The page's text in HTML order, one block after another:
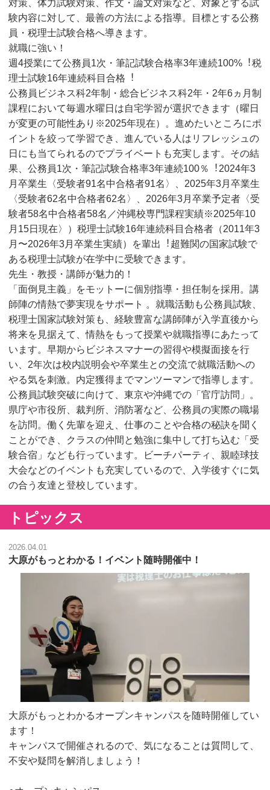
対策、体⼒試験対策、作⽂・論⽂対策など、対象とする試
験内容に対して、最善の⽅法による指導。目標とする公務
員・税理⼠試験合格へ導きます。
就職に強い！
週4授業にて公務員1次・筆記試験合格率3年連続100%︕税
理⼠試験16年連続科目合格︕
公務員ビジネス科2年制・総合ビジネス科2年・2年6ヵ月制
課程において毎週⽔曜⽇は⾃宅学習が選択できます（曜⽇
が変更の可能性あり※2025年現在）。進めたいところにポ
イントを絞って学習でき、進んでいる⼈はリフレッシュの
⽇にも当てられるのでプライベートも充実します。その結
果、公務員1次・筆記試験合格率3年連続100％︕2024年3
⽉卒業⽣〈受験者91名中合格者91名〉、2025年3⽉卒業⽣
〈受験者62名中合格者62名〉、2026年3⽉卒業予定者〈受
験者58名中合格者58名／沖縄校専門課程実績※2025年10
⽉15⽇現在〉）税理⼠試験16年連続科目合格者（2011年3
⽉〜2026年3月卒業生実績）を輩出︕超難関の国家試験で
ある税理⼠試験が在学中に受験できます。
先⽣・教授・講師が魅⼒的！
「⾯倒⾒主義」をモットーに個別指導・担任制を採⽤。講
師陣の情熱で夢実現をサポート 。就職活動も公務員試験、
税理⼠国家試験対策も、経験豊富な講師陣が⼊学直後から
将来を⾒据えて、情熱をもって授業や就職指導にあたって
います。早期からビジネスマナーの習得や模擬⾯接を⾏
い、2年次は校内説明会や卒業⽣との交流で就職活動への
やる気を刺激。内定獲得までマンツーマンで指導します。
公務員試験突破に向けて、東京や沖縄での「官庁訪問」。
県庁や市役所、裁判所、消防署など、公務員の実際の職場
を訪問。働く先輩を迎え、仕事のことや合格の秘訣を聞く
ことができ、クラスの仲間と勉強に集中して打ち込む「受
験合宿」なども⾏っています。ビーチパーティ、親睦球技
大会などのイベントも充実しているので、入学後すぐに気
の合う友達と登校しています。
トピックス
2026.04.01
大原がもっとわかる！イベント随時開催中！
大原がもっとわかるオープンキャンパスを随時開催してい
ます！
キャンパスで開催されるので、気になることは質問して、
不安や疑問を解消しましょう！